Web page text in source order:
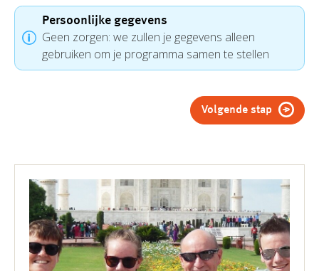
Persoonlijke gegevens
Geen zorgen: we zullen je gegevens alleen
gebruiken om je programma samen te stellen